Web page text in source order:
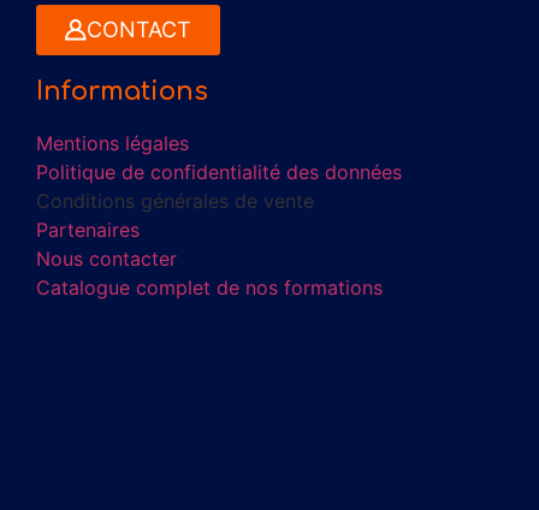
CONTACT
Informations
Mentions légales
Politique de confidentialité des données
Conditions générales de vente
Partenaires
Nous contacter
Catalogue complet de nos formations